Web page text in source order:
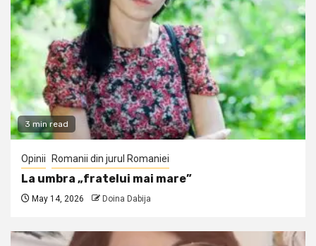
3 min read
Opinii Romanii din jurul Romaniei
La umbra „fratelui mai mare”
May 14, 2026 Doina Dabija